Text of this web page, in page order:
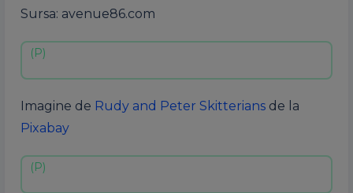
Sursa: avenue86.com
Imagine de Rudy and Peter Skitterians de la
Pixabay